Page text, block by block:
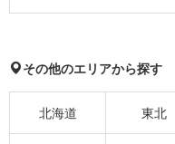
その他のエリアから探す
北海道 東北